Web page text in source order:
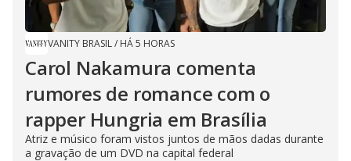
VANITY BRASIL/ HÁ 5 HORAS
Carol Nakamura comenta
rumores de romance com o
rapper Hungria em Brasília
Atriz e músico foram vistos juntos de mãos dadas durante
a gravação de um DVD na capital federal